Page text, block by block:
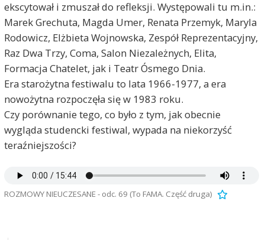
ekscytował i zmuszał do refleksji. Występowali tu m.in.:
Marek Grechuta, Magda Umer, Renata Przemyk, Maryla
Rodowicz, Elżbieta Wojnowska, Zespół Reprezentacyjny,
Raz Dwa Trzy, Coma, Salon Niezależnych, Elita,
Formacja Chatelet, jak i Teatr Ósmego Dnia.
Era starożytna festiwalu to lata 1966-1977, a era
nowożytna rozpoczęła się w 1983 roku.
Czy porównanie tego, co było z tym, jak obecnie
wygląda studencki festiwal, wypada na niekorzyść
teraźniejszości?
ROZMOWY NIEUCZESANE - odc. 69 (To FAMA. Część druga)